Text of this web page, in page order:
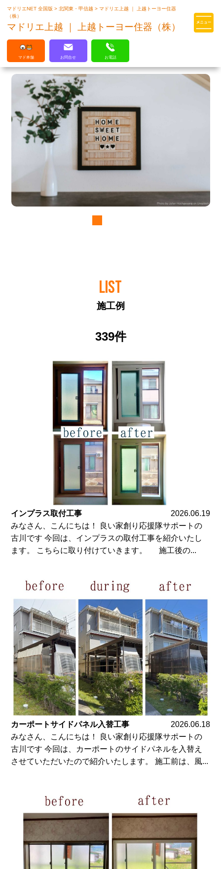
マドリエはLIXILの厳しい基準を
マドリエNET 全国版>北関東・甲信越>マドリエ上越 ｜ 上越トーヨー住器
（株）
マドリエ上越 ｜ 上越トーヨー住器（株）
マド本舗 お問合せ お電話
LIST
施工例
339件
インプラス取付工事
2026.06.19
みなさん、こんにちは！ 良い家創り応援隊サポートの
古川です 今回は、インプラスの取付工事を紹介いたし
ます。 こちらに取り付けていきます。 施工後の...
カーポートサイドパネル入替工事
2026.06.18
みなさん、こんにちは！ 良い家創り応援隊サポートの
古川です 今回は、カーポートのサイドパネルを入替え
させていただいたので紹介いたします。 施工前は、風...